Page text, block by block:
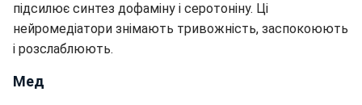
підсилює синтез дофаміну і серотоніну. Ці
нейромедіатори знімають тривожність, заспокоюють
і розслаблюють.
Мед